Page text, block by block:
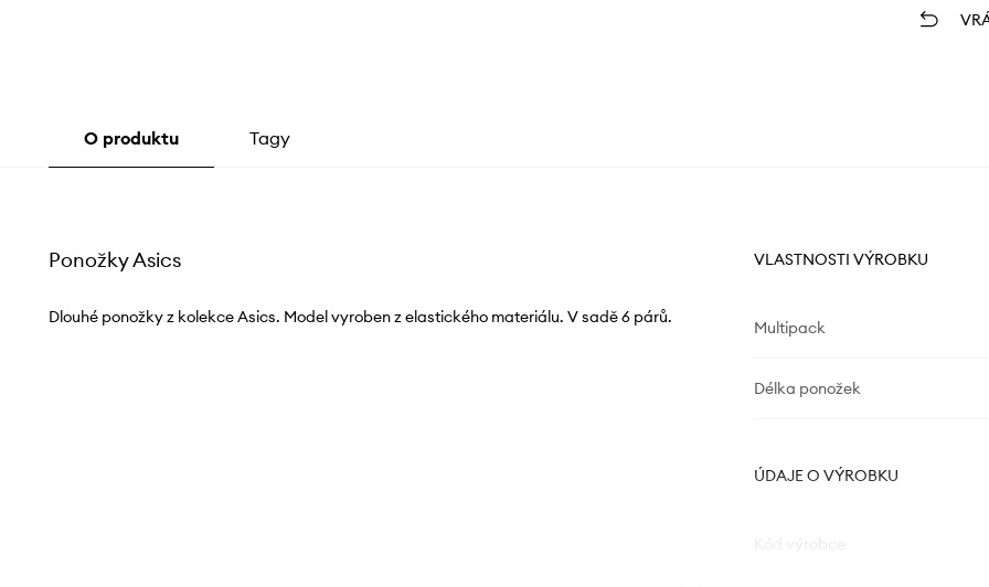
O produktu Tagy
Ponožky Asics
Dlouhé ponožky z kolekce Asics. Model vyroben z elastického materiálu. V sadě 6 párů.
VLASTNOSTI VÝROBKU
Multipack
Délka ponožek
ÚDAJE O VÝROBKU